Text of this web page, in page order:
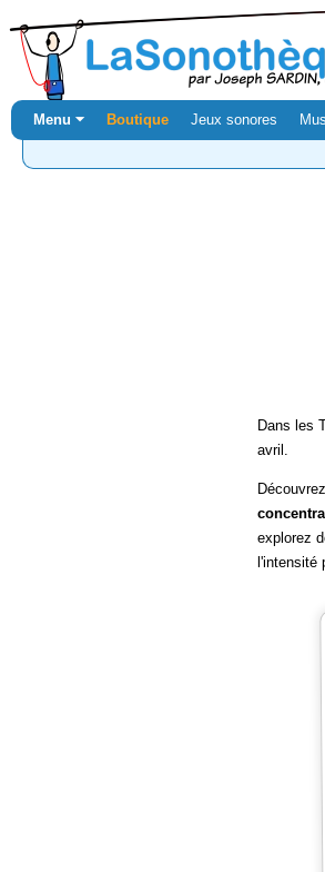
Menu ⏷ Boutique Jeux sonores
Dans les
avril.
explorez
l'intensité